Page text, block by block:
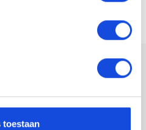
toestaan